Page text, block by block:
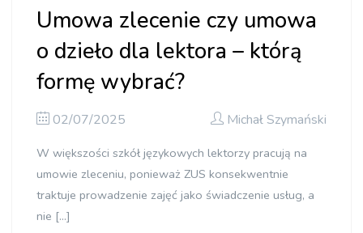
Umowa zlecenie czy umowa
o dzieło dla lektora – którą
formę wybrać?
02/07/2025 Michał Szymański
W większości szkół językowych lektorzy pracują na
umowie zleceniu, ponieważ ZUS konsekwentnie
traktuje prowadzenie zajęć jako świadczenie usług, a
nie […]